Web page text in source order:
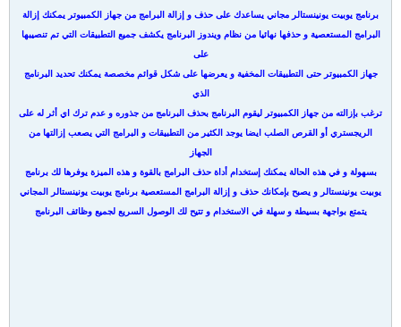
برنامج يوبيت يونينستالر مجاني يساعدك على حذف و إزالة البرامج من جهاز الكمبيوتر يمكنك إزالة
البرامج المستعصية و حذفها نهائيا من نظام ويندوز البرنامج يكشف جميع التطبيقات التي تم تنصيبها
على
جهاز الكمبيوتر حتى التطبيقات المخفية و يعرضها على شكل قوائم مخصصة يمكنك تحديد البرنامج
الذي
ترغب بإزالته من جهاز الكمبيوتر ليقوم البرنامج بحذف البرنامج من جذوره و عدم ترك اي أثر له على
الريجستري أو القرص الصلب ايضا يوجد الكثير من التطبيقات و البرامج التي يصعب إزالتها من
الجهاز
بسهولة و في هذه الحالة يمكنك إستخدام أداة حذف البرامج بالقوة و هذه الميزة يوفرها لك برنامج
يوبيت يونينستالر و يصبح بإمكانك حذف و إزالة البرامج المستعصية برنامج يوبيت يونينستالر المجاني
يتمتع بواجهة بسيطة و سهلة في الاستخدام و تتيح لك الوصول السريع لجميع وظائف البرنامج